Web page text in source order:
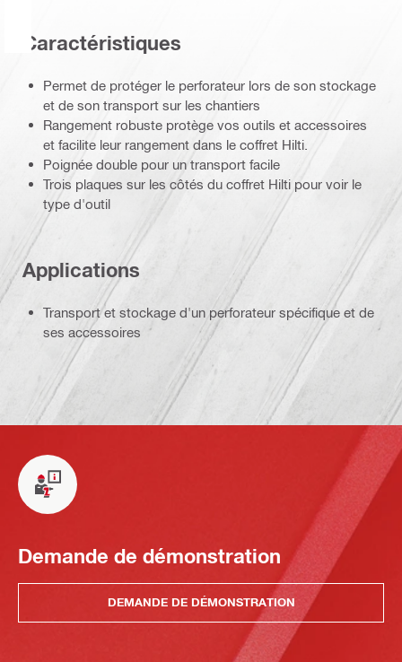
Caractéristiques
Permet de protéger le perforateur lors de son stockage
et de son transport sur les chantiers
Rangement robuste protège vos outils et accessoires
et facilite leur rangement dans le coffret Hilti.
Poignée double pour un transport facile
Trois plaques sur les côtés du coffret Hilti pour voir le
type d'outil
Applications
Transport et stockage d'un perforateur spécifique et de
ses accessoires
Demande de démonstration
DEMANDE DE DÉMONSTRATION